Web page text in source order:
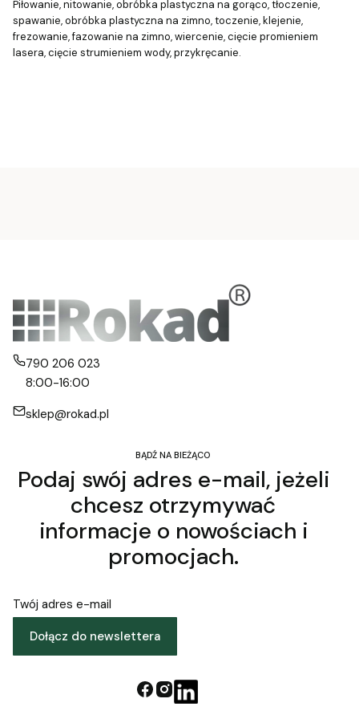
Piłowanie, nitowanie, obróbka plastyczna na gorąco, tłoczenie,
spawanie, obróbka plastyczna na zimno, toczenie, klejenie,
frezowanie, fazowanie na zimno, wiercenie, cięcie promieniem
lasera, cięcie strumieniem wody, przykręcanie.
790 206 023
8:00-16:00
sklep@rokad.pl
BĄDŹ NA BIEŻĄCO
Podaj swój adres e-mail, jeżeli
chcesz otrzymywać
informacje o nowościach i
promocjach.
Twój adres e-mail
Dołącz do newslettera